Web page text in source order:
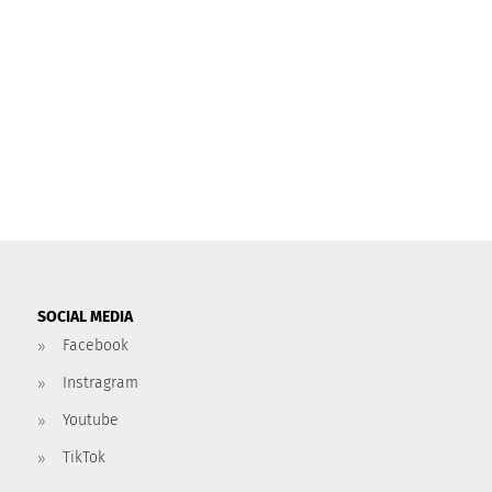
SOCIAL MEDIA
Facebook
Instragram
Youtube
TikTok